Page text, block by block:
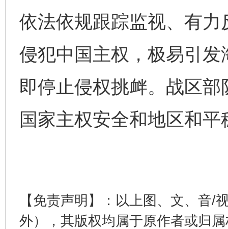
依法依规跟踪监视、有
侵犯中国主权，极易引
即停止侵权挑衅。战区
国家主权安全和地区和平
【免责声明】：以上图、文、音/
外），其版权均属于原作者或归